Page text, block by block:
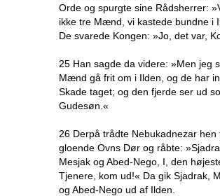
Orde og spurgte sine Rådsherrer:
ikke tre Mænd, vi kastede bundne i
De svarede Kongen: »Jo, det var,
25 Han sagde da videre: »Men jeg
Mænd gå frit om i Ilden, og de har
Skade taget; og den fjerde ser ud
Gudesøn.«
26 Derpå trådte Nebukadnezar hen
gloende Ovns Dør og råbte:
Mesjak og Abed-Nego, I, den
Tjenere, kom ud!« Da gik Sjadrak,
og Abed-Nego ud af Ilden.